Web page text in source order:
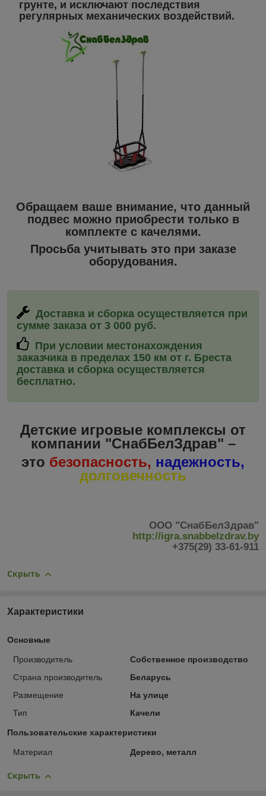
грунте, и исключают последствия
регулярных механических воздействий.
Обращаем ваше внимание, что данный
подвес можно приобрести только в
комплекте с качелями.
Просьба учитывать это при заказе
оборудования.
Доставка и сборка осуществляется при
сумме заказа от 3 000 руб.
При условии местонахождения
заказчика в пределах 150 км от г. Бреста
доставка и сборка осуществляется
бесплатно.
Детские игровые комплексы от
компании "СнабБелЗдрав" –
это безопасность, надежность,
долговечность
ООО "СнабБелЗдрав"
http://igra.snabbelzdrav.by
+375(29) 33-61-911
Скрыть
Характеристики
Основные
Производитель
Собственное производство
Страна производитель
Беларусь
Размещение
На улице
Тип
Качели
Пользовательские характеристики
Материал Дерево, металл
Скрыть